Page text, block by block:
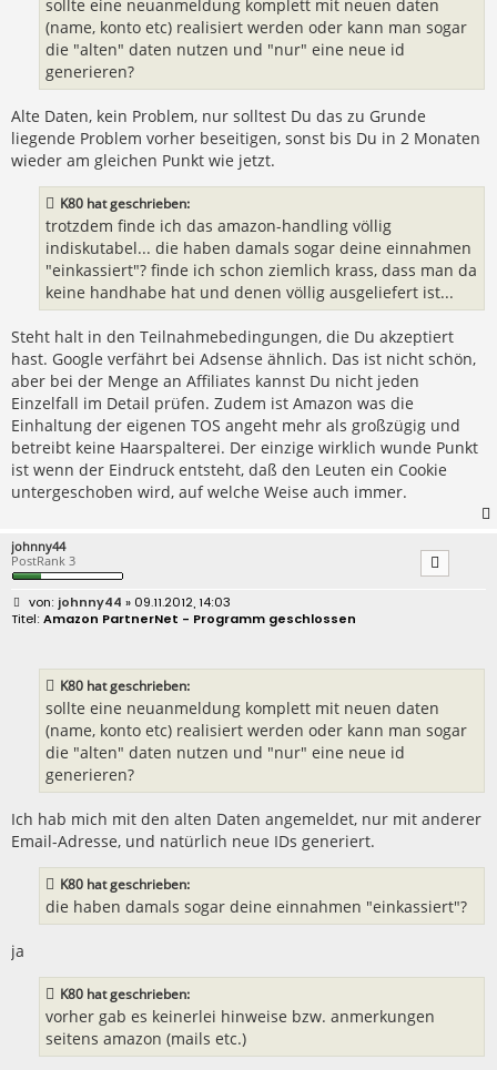
sollte eine neuanmeldung komplett mit neuen daten
(name, konto etc) realisiert werden oder kann man sogar
die "alten" daten nutzen und "nur" eine neue id
generieren?
Alte Daten, kein Problem, nur solltest Du das zu Grunde
liegende Problem vorher beseitigen, sonst bis Du in 2 Monaten
wieder am gleichen Punkt wie jetzt.
K80 hat geschrieben:
trotzdem finde ich das amazon-handling völlig
indiskutabel... die haben damals sogar deine einnahmen
"einkassiert"? finde ich schon ziemlich krass, dass man da
keine handhabe hat und denen völlig ausgeliefert ist...
Steht halt in den Teilnahmebedingungen, die Du akzeptiert
hast. Google verfährt bei Adsense ähnlich. Das ist nicht schön,
aber bei der Menge an Affiliates kannst Du nicht jeden
Einzelfall im Detail prüfen. Zudem ist Amazon was die
Einhaltung der eigenen TOS angeht mehr als großzügig und
betreibt keine Haarspalterei. Der einzige wirklich wunde Punkt
ist wenn der Eindruck entsteht, daß den Leuten ein Cookie
untergeschoben wird, auf welche Weise auch immer.
johnny44
PostRank 3
B
e
johnny44 » 09.11.2012, 14:03
Amazon PartnerNet - Programm geschlossen
K80 hat geschrieben:
sollte eine neuanmeldung komplett mit neuen daten
(name, konto etc) realisiert werden oder kann man sogar
die "alten" daten nutzen und "nur" eine neue id
generieren?
Ich hab mich mit den alten Daten angemeldet, nur mit anderer
Email-Adresse, und natürlich neue IDs generiert.
K80 hat geschrieben:
die haben damals sogar deine einnahmen "einkassiert"?
ja
K80 hat geschrieben:
vorher gab es keinerlei hinweise bzw. anmerkungen
seitens amazon (mails etc.)